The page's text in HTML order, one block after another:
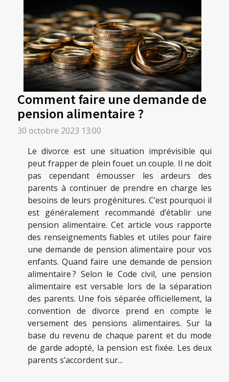
Comment faire une demande de
pension alimentaire ?
30 octobre 2023 13:00
Le divorce est une situation imprévisible qui
peut frapper de plein fouet un couple. Il ne doit
pas cependant émousser les ardeurs des
parents à continuer de prendre en charge les
besoins de leurs progénitures. C’est pourquoi il
est généralement recommandé d’établir une
pension alimentaire. Cet article vous rapporte
des renseignements fiables et utiles pour faire
une demande de pension alimentaire pour vos
enfants. Quand faire une demande de pension
alimentaire ? Selon le Code civil, une pension
alimentaire est versable lors de la séparation
des parents. Une fois séparée officiellement, la
convention de divorce prend en compte le
versement des pensions alimentaires. Sur la
base du revenu de chaque parent et du mode
de garde adopté, la pension est fixée. Les deux
parents s’accordent sur...